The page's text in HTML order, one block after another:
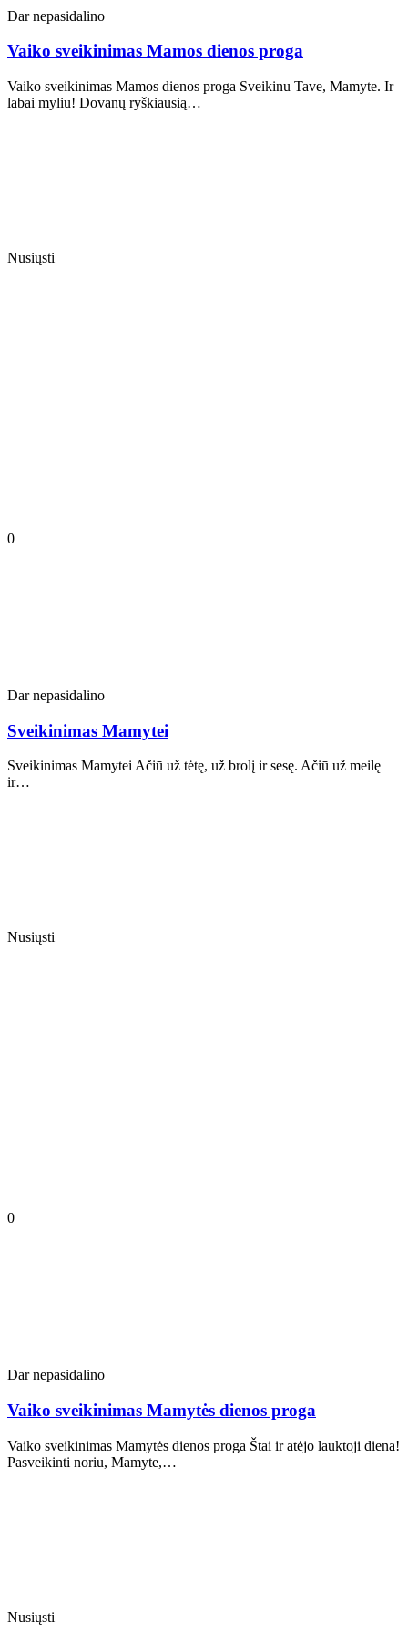
Dar nepasidalino
Vaiko sveikinimas Mamos dienos proga
Vaiko sveikinimas Mamos dienos proga Sveikinu Tave, Mamyte. Ir
labai myliu! Dovanų ryškiausią…
Nusiųsti
0
Dar nepasidalino
Sveikinimas Mamytei
Sveikinimas Mamytei Ačiū už tėtę, už brolį ir sesę. Ačiū už meilę
ir…
Nusiųsti
0
Dar nepasidalino
Vaiko sveikinimas Mamytės dienos proga
Vaiko sveikinimas Mamytės dienos proga Štai ir atėjo lauktoji diena!
Pasveikinti noriu, Mamyte,…
Nusiųsti